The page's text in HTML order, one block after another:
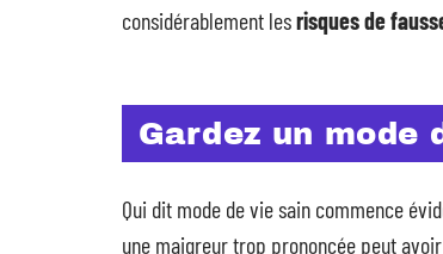
considérablement lesrisques de
Gardez un mode
Qui dit mode de vie sain commence
une maigreur trop prononcée peut